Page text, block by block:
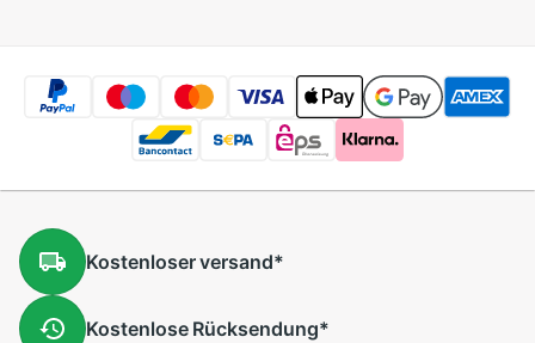
Kostenloserversand*
KostenloseRücksendung*